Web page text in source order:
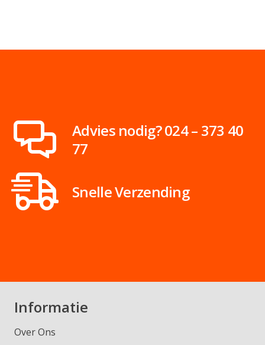
Advies nodig? 024 – 373 40
77
Snelle Verzending
Informatie
Over Ons